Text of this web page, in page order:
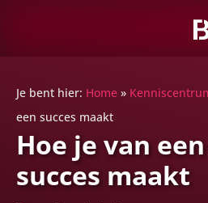
Je bent hier: Home »
een succes maakt
Hoe je van
succes maakt